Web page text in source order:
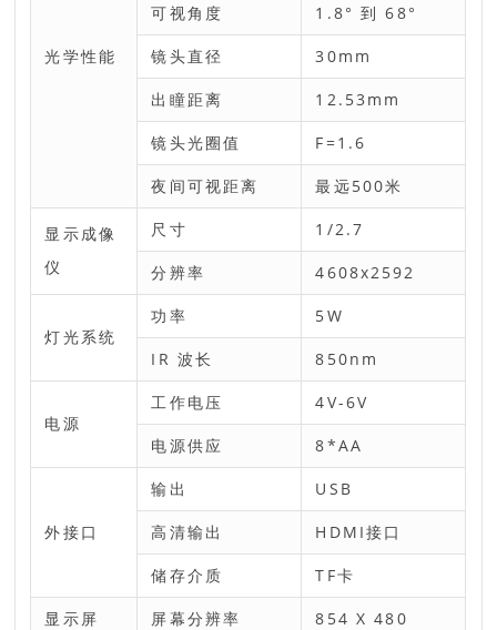
光学性能
可视角度 1.8° 到 68°
镜头直径 30mm
出瞳距离 12.53mm
镜头光圈值 F=1.6
夜间可视距离 最远500米
显示成像
仪
尺寸 1/2.7
分辨率 4608x2592
灯光系统
功率 5W
IR 波长 850nm
电源
工作电压 4V-6V
电源供应 8*AA
外接口
输出 USB
高清输出 HDMI接口
储存介质 TF卡
显示屏 屏幕分辨率 854 X 480